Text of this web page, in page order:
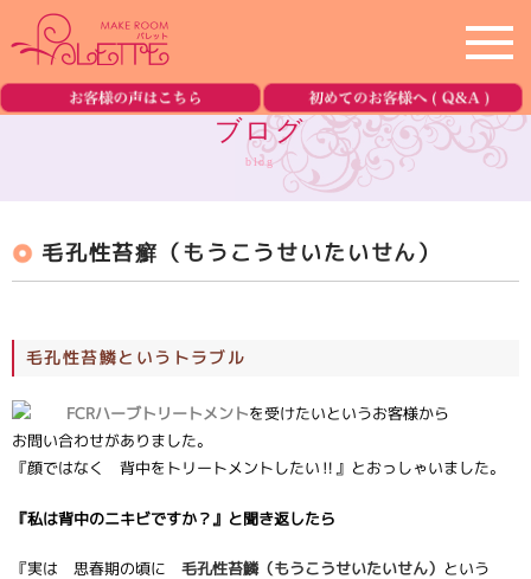
ホーム home
メニュー menu
ご予約・お問合せ reservation
ブログ
blog
毛孔性苔癬（もうこうせいたいせん）
毛孔性苔鱗というトラブル
FCRハーブトリートメントを受けたいというお客様から
お問い合わせがありました。
『顔ではなく 背中をトリートメントしたい‼』とおっしゃいました。
『私は背中のニキビですか？』と聞き返したら
『実は 思春期の頃に 毛孔性苔鱗（もうこうせいたいせん） という